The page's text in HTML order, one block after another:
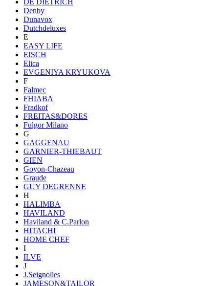
Denby
Dunavox
Dutchdeluxes
E
EASY LIFE
EISCH
Elica
EVGENIYA KRYUKOVA
F
Falmec
FHIABA
Fradkof
FREITAS&DORES
Fulgor Milano
G
GAGGENAU
GARNIER-THIEBAUT
GIEN
Goyon-Chazeau
Graude
GUY DEGRENNE
H
HALIMBA
HAVILAND
Haviland & C.Parlon
HITACHI
HOME CHEF
I
ILVE
J
J.Seignolles
JAMESON&TAILOR